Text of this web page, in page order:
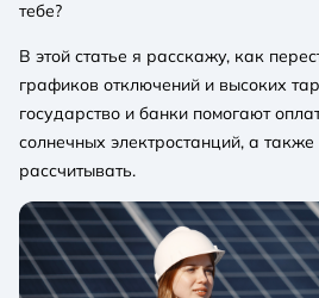
тебе?
В этой статье я расскажу, как
графиков отключений и высоких
государство и банки помогают
солнечных электростанций, а
рассчитывать.